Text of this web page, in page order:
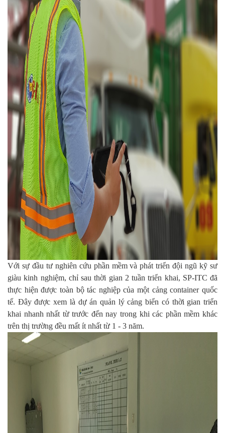
Với sự đầu tư nghiên cứu phần mềm và phát triển đội ngũ kỹ sư
giàu kinh nghiệm, chỉ sau thời gian 2 tuần triển khai, SP-ITC đã
thực hiện được toàn bộ tác nghiệp của một cảng container quốc
tế. Đây được xem là dự án quản lý cảng biển có thời gian triển
khai nhanh nhất từ trước đến nay trong khi các phần mềm khác
trên thị trường đều mất ít nhất từ 1 - 3 năm.